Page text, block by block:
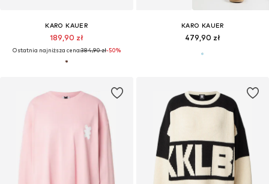
KARO KAUER
189,90 zł
Ostatnia najniższa cena:384,90 zł-50%
KARO KAUER
479,90 zł